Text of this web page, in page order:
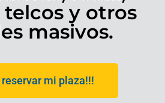
y otros
masivos.
mi plaza!!!